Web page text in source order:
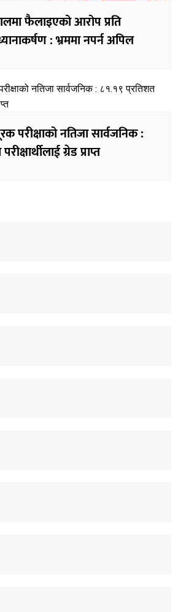
फैलाइएको आरोप प्रति
: भ्रममा नपर्न अपिल
परीक्षाको नतिजा सार्वजनिक :
ग्रेड प्राप्त